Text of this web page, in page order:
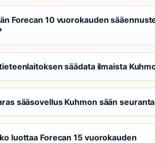
Forecan 10 vuorokauden
säädata ilmaista
sääsovellus Kuhmon sään
luottaa Forecan 15 vuorokauden